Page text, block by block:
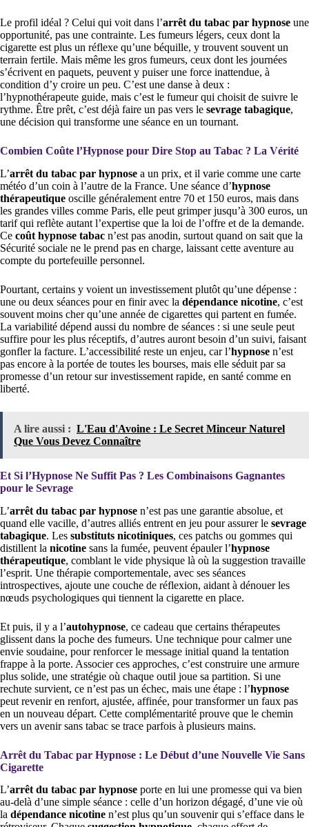
Le profil idéal ? Celui qui voit dans l’arrêt du tabac par hypnose une
opportunité, pas une contrainte. Les fumeurs légers, ceux dont la
cigarette est plus un réflexe qu’une béquille, y trouvent souvent un
terrain fertile. Mais même les gros fumeurs, ceux dont les journées
s’écrivent en paquets, peuvent y puiser une force inattendue, à
condition d’y croire un peu. C’est une danse à deux :
l’hypnothérapeute guide, mais c’est le fumeur qui choisit de suivre le
rythme. Être prêt, c’est déjà faire un pas vers le sevrage tabagique,
une décision qui transforme une séance en un tournant.
Combien Coûte l’Hypnose pour Dire Stop au Tabac ? La Vérité
L’arrêt du tabac par hypnose a un prix, et il varie comme une carte
météo d’un coin à l’autre de la France. Une séance d’hypnose
thérapeutique oscille généralement entre 70 et 150 euros, mais dans
les grandes villes comme Paris, elle peut grimper jusqu’à 300 euros, un
tarif qui reflète autant l’expertise que la loi de l’offre et de la demande.
Ce coût hypnose tabac n’est pas anodin, surtout quand on sait que la
Sécurité sociale ne le prend pas en charge, laissant cette aventure au
compte du portefeuille personnel.
Pourtant, certains y voient un investissement plutôt qu’une dépense :
une ou deux séances pour en finir avec la dépendance nicotine, c’est
souvent moins cher qu’une année de cigarettes qui partent en fumée.
La variabilité dépend aussi du nombre de séances : si une seule peut
suffire pour les plus réceptifs, d’autres auront besoin d’un suivi, faisant
gonfler la facture. L’accessibilité reste un enjeu, car l’hypnose n’est
pas encore à la portée de toutes les bourses, mais elle séduit par sa
promesse d’un retour sur investissement rapide, en santé comme en
liberté.
A lire aussi : L'Eau d'Avoine : Le Secret Minceur Naturel
Que Vous Devez Connaître
Et Si l’Hypnose Ne Suffit Pas ? Les Combinaisons Gagnantes
pour le Sevrage
L’arrêt du tabac par hypnose n’est pas une garantie absolue, et
quand elle vacille, d’autres alliés entrent en jeu pour assurer le sevrage
tabagique. Les substituts nicotiniques, ces patchs ou gommes qui
distillent la nicotine sans la fumée, peuvent épauler l’hypnose
thérapeutique, comblant le vide physique là où la suggestion travaille
l’esprit. Une thérapie comportementale, avec ses séances
introspectives, ajoute une couche de réflexion, aidant à dénouer les
nœuds psychologiques qui tiennent la cigarette en place.
Et puis, il y a l’autohypnose, ce cadeau que certains thérapeutes
glissent dans la poche des fumeurs. Une technique pour calmer une
envie soudaine, pour renforcer le message initial quand la tentation
frappe à la porte. Associer ces approches, c’est construire une armure
plus solide, une stratégie où chaque outil joue sa partition. Si une
rechute survient, ce n’est pas un échec, mais une étape : l’hypnose
peut revenir en renfort, ajustée, affinée, pour transformer un faux pas
en un nouveau départ. Cette complémentarité prouve que le chemin
vers un avenir sans tabac se trace parfois à plusieurs mains.
Arrêt du Tabac par Hypnose : Le Début d’une Nouvelle Vie Sans
Cigarette
L’arrêt du tabac par hypnose porte en lui une promesse qui va bien
au-delà d’une simple séance : celle d’un horizon dégagé, d’une vie où
la dépendance nicotine n’est plus qu’un souvenir qui s’efface dans le